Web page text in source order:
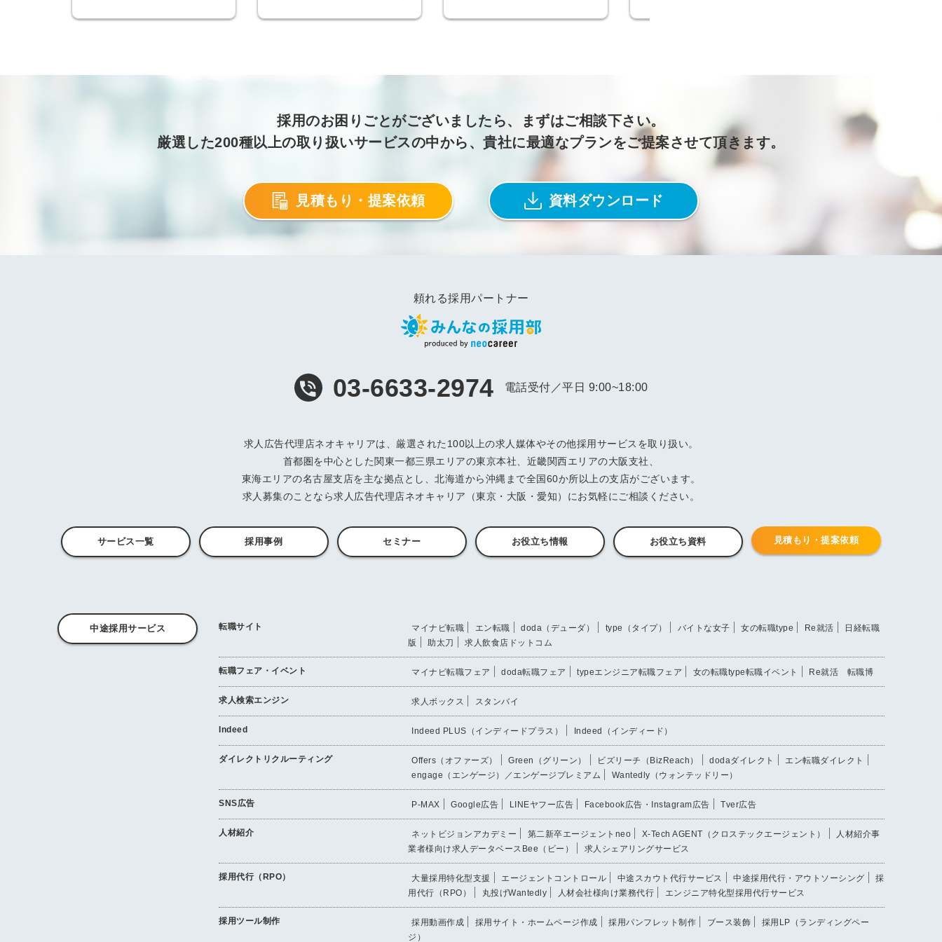
採用のお困りごとがございましたら、まずはご相談下さい。
厳選した200種以上の取り扱いサービスの中から、貴社に最適なプランをご提案させて頂きます。
見積もり・提案依頼 資料ダウンロード
頼れる採用パートナー
03-6633-2974 電話受付／平日 9:00~18:00
求人広告代理店ネオキャリアは、厳選された100以上の求人媒体やその他採用サービスを取り扱い。
首都圏を中心とした関東一都三県エリアの東京本社、近畿関西エリアの大阪支社、
東海エリアの名古屋支店を主な拠点とし、北海道から沖縄まで全国60か所以上の支店がございます。
求人募集のことなら求人広告代理店ネオキャリア（東京・大阪・愛知）にお気軽にご相談ください。
サービス一覧 採用事例 セミナー お役立ち情報 お役立ち資料 見積もり・提案依頼
中途採用サービス 転職サイト マイナビ転職 エン転職 doda（デューダ） type（タイプ） バイトな女子 女の転職type Re就活
日経転職
版
助太刀 求人飲食店ドットコム
転職フェア・イベント マイナビ転職フェア doda転職フェア typeエンジニア転職フェア 女の転職type転職イベント Re就活 転職博
求人検索エンジン 求人ボックス スタンバイ
Indeed Indeed PLUS（インディードプラス） Indeed（インディード）
ダイレクトリクルーティング Offers（オファーズ） Green（グリーン） ビズリーチ（BizReach） dodaダイレクト
エン転職ダイレクト
engage（エンゲージ）／エンゲージプレミアム
Wantedly（ウォンテッドリー）
SNS広告 P-MAX Google広告 LINEヤフー広告 Facebook広告・Instagram広告 Tver広告
人材紹介 ネットビジョンアカデミー 第二新卒エージェントneo X-Tech AGENT（クロステックエージェント）
人材紹介事
業者様向け求人データベースBee（ビー）
求人シェアリングサービス
採用代行（RPO） 大量採用特化型支援 エージェントコントロール 中途スカウト代行サービス 中途採用代行・アウトソーシング
採
用代行（RPO）
丸投げWantedly 人材会社様向け業務代行 エンジニア特化型採用代行サービス
採用ツール制作 採用動画作成 採用サイト・ホームページ作成 採用パンフレット制作 ブース装飾
採用LP（ランディングペー
ジ）
ログイン
る
みんなの採用部があ
なたの許可なく投稿
る独自の調査
用の取り組み
などを取材し
たインタビュ
ー記事が読め
る
に立てる情報を発
す。
ィットネス
官公庁
デザイン・
ゲーム
その他